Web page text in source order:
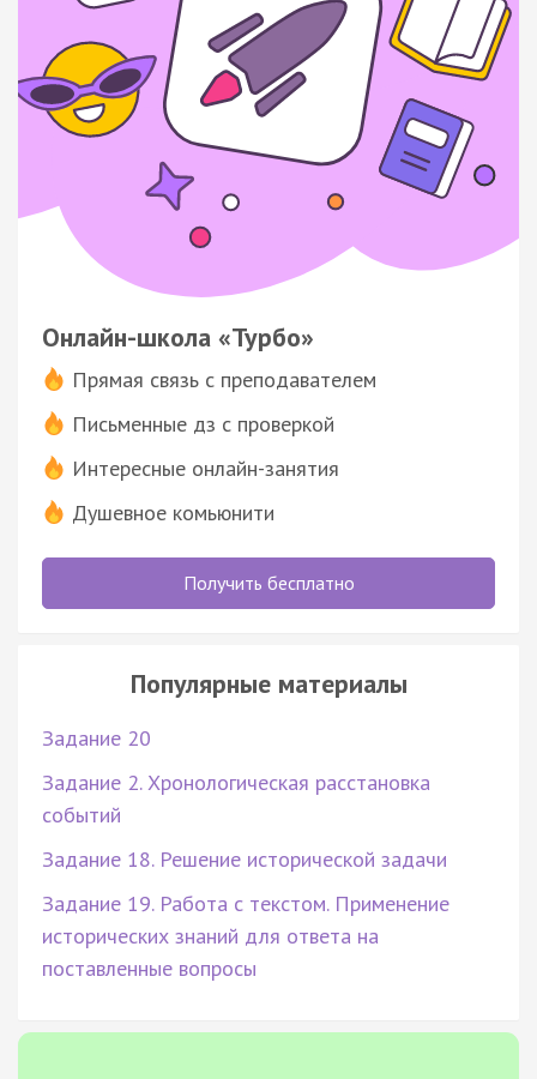
Онлайн-школа «Турбо»
Прямая связь с преподавателем
Письменные дз с проверкой
Интересные онлайн-занятия
Душевное комьюнити
Получить бесплатно
Популярные материалы
Задание 20
Задание 2. Хронологическая расстановка
событий
Задание 18. Решение исторической задачи
Задание 19. Работа с текстом. Применение
исторических знаний для ответа на
поставленные вопросы